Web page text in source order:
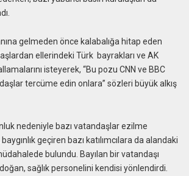
gelmeden önce kalabalığa hitap eden
ellerindeki Türk bayrakları ve AK
isteyerek, “Bu pozu CNN ve BBC
tercüme edin onlara” sözleri büyük alkış
nedeniyle bazı vatandaşlar ezilme
geçiren bazı katılımcılara da alandaki
bulundu. Bayılan bir vatandaşı
sağlık personelini kendisi yönlendirdi.